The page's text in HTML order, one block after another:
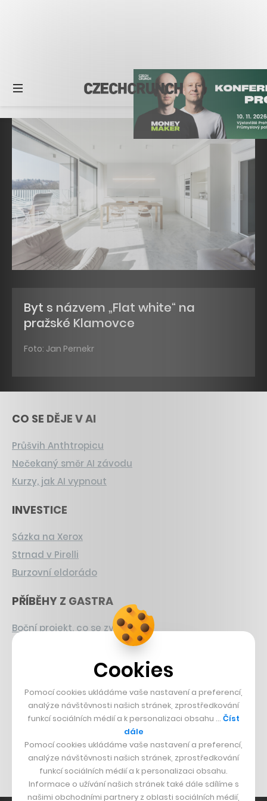
Byt s názvem „Flat white“ na
pražské Klamovce
Foto: Jan Pernekr
CO SE DĚJE V AI
Průšvih Anthtropicu
Nečekaný směr AI závodu
Kurzy, jak AI vypnout
INVESTICE
Sázka na Xerox
Strnad v Pirelli
Burzovní eldorádo
PŘÍBĚHY Z GASTRA
Boční projekt, co se zvrtnul
Francouzský šéfkuchař na Šumavě
Dva golfisti, co pečou
DESIGN
Bomma není tichá
Nábytek z betonu
Cookies
Pomocí cookies ukládáme vaše nastavení a preferencí,
analýze návštěvnosti našich stránek, zprostředkování
funkcí sociálních médií a k personalizaci obsahu … Číst
dále
Pomocí cookies ukládáme vaše nastavení a preferencí,
analýze návštěvnosti našich stránek, zprostředkování
funkcí sociálních médií a k personalizaci obsahu.
Informace o užívání našich stránek také dále sdílíme s
našimi obchodními partnery z oblasti sociálních médií,